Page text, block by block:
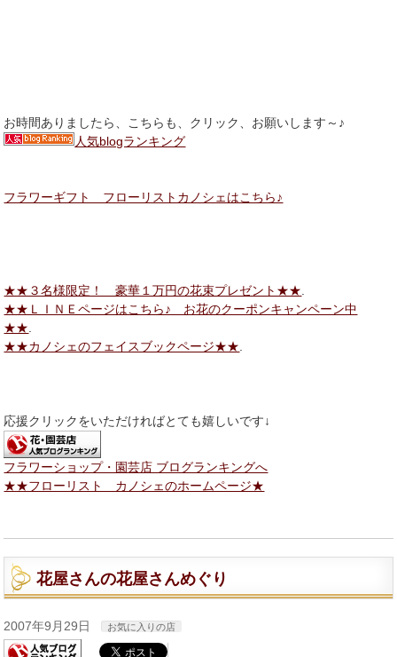
お時間ありましたら、こちらも、クリック、お願いします～♪
人気blogランキング
フラワーギフト フローリストカノシェはこちら♪
★★３名様限定！ 豪華１万円の花束プレゼント★★
★★ＬＩＮＥページはこちら♪ お花のクーポンキャンペーン中
★★
★★カノシェのフェイスブックページ★★
応援クリックをいただければとても嬉しいです↓
フラワーショップ・園芸店 ブログランキングへ
★★フローリスト カノシェのホームページ★
花屋さんの花屋さんめぐり
2007年9月29日 お気に入りの店